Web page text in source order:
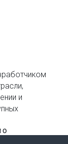
и